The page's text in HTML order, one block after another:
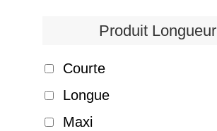
Produit Longueur
Courte
Longue
Maxi